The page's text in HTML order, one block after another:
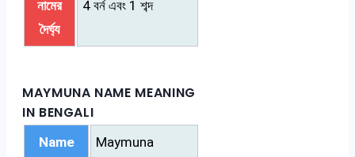
নামের
দৈর্ঘ্য
4 বর্ন এবং 1 শব্দ
MAYMUNA NAME MEANING
IN BENGALI
Name Maymuna